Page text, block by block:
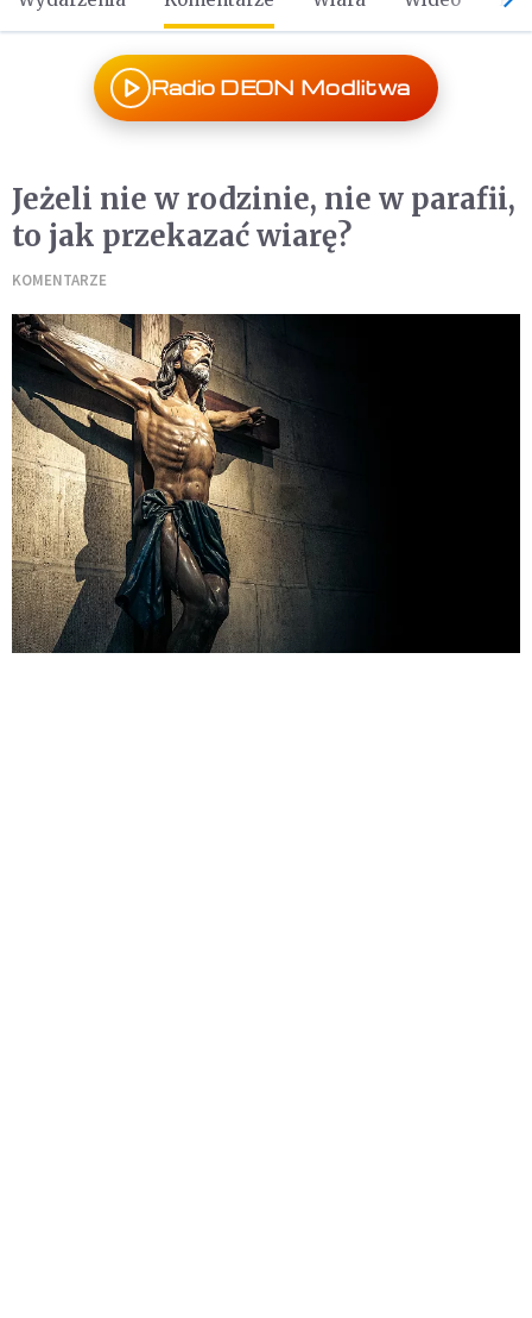
Radio DEON Modlitwa
Jeżeli nie w rodzinie, nie w parafii,
to jak przekazać wiarę?
KOMENTARZE